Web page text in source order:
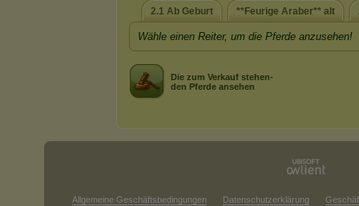
2.1 Ab Geburt **Feurige Araber** alt
Wähle einen Reiter, um die Pferde anzusehen!
Die zum Verkauf stehen-
den Pferde ansehen
Allgemeine Geschäftsbedingungen Datenschutzerklärung